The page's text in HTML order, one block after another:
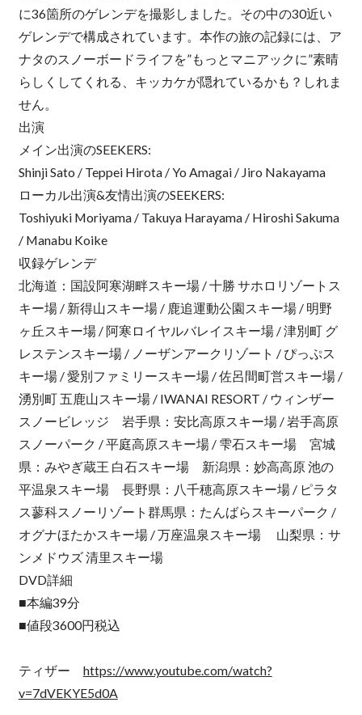
に36箇所のゲレンデを撮影しました。その中の30近い
ゲレンデで構成されています。本作の旅の記録には、ア
ナタのスノーボードライフを”もっとマニアックに”素晴
らしくしてくれる、キッカケが隠れているかも？しれま
せん。
出演
メイン出演のSEEKERS:
Shinji Sato / Teppei Hirota / Yo Amagai / Jiro Nakayama
ローカル出演&友情出演のSEEKERS:
Toshiyuki Moriyama / Takuya Harayama / Hiroshi Sakuma
/ Manabu Koike
収録ゲレンデ
北海道：国設阿寒湖畔スキー場 / 十勝 サホロリゾートス
キー場 / 新得山スキー場 / 鹿追運動公園スキー場 / 明野
ヶ丘スキー場 / 阿寒ロイヤルバレイスキー場 / 津別町 グ
レステンスキー場 / ノーザンアークリゾート / ぴっぷス
キー場 / 愛別ファミリースキー場 / 佐呂間町営スキー場 /
湧別町 五鹿山スキー場 / IWANAI RESORT / ウィンザー
スノービレッジ 岩手県：安比高原スキー場 / 岩手高原
スノーパーク / 平庭高原スキー場 / 雫石スキー場 宮城
県：みやぎ蔵王 白石スキー場 新潟県：妙高高原 池の
平温泉スキー場 長野県：八千穂高原スキー場 / ピラタ
ス蓼科スノーリゾート群馬県：たんばらスキーパーク /
オグナほたかスキー場 / 万座温泉スキー場 山梨県：サ
ンメドウズ 清里スキー場
DVD詳細
■本編39分
■値段3600円税込
ティザー https://www.youtube.com/watch?
v=7dVEKYE5d0A